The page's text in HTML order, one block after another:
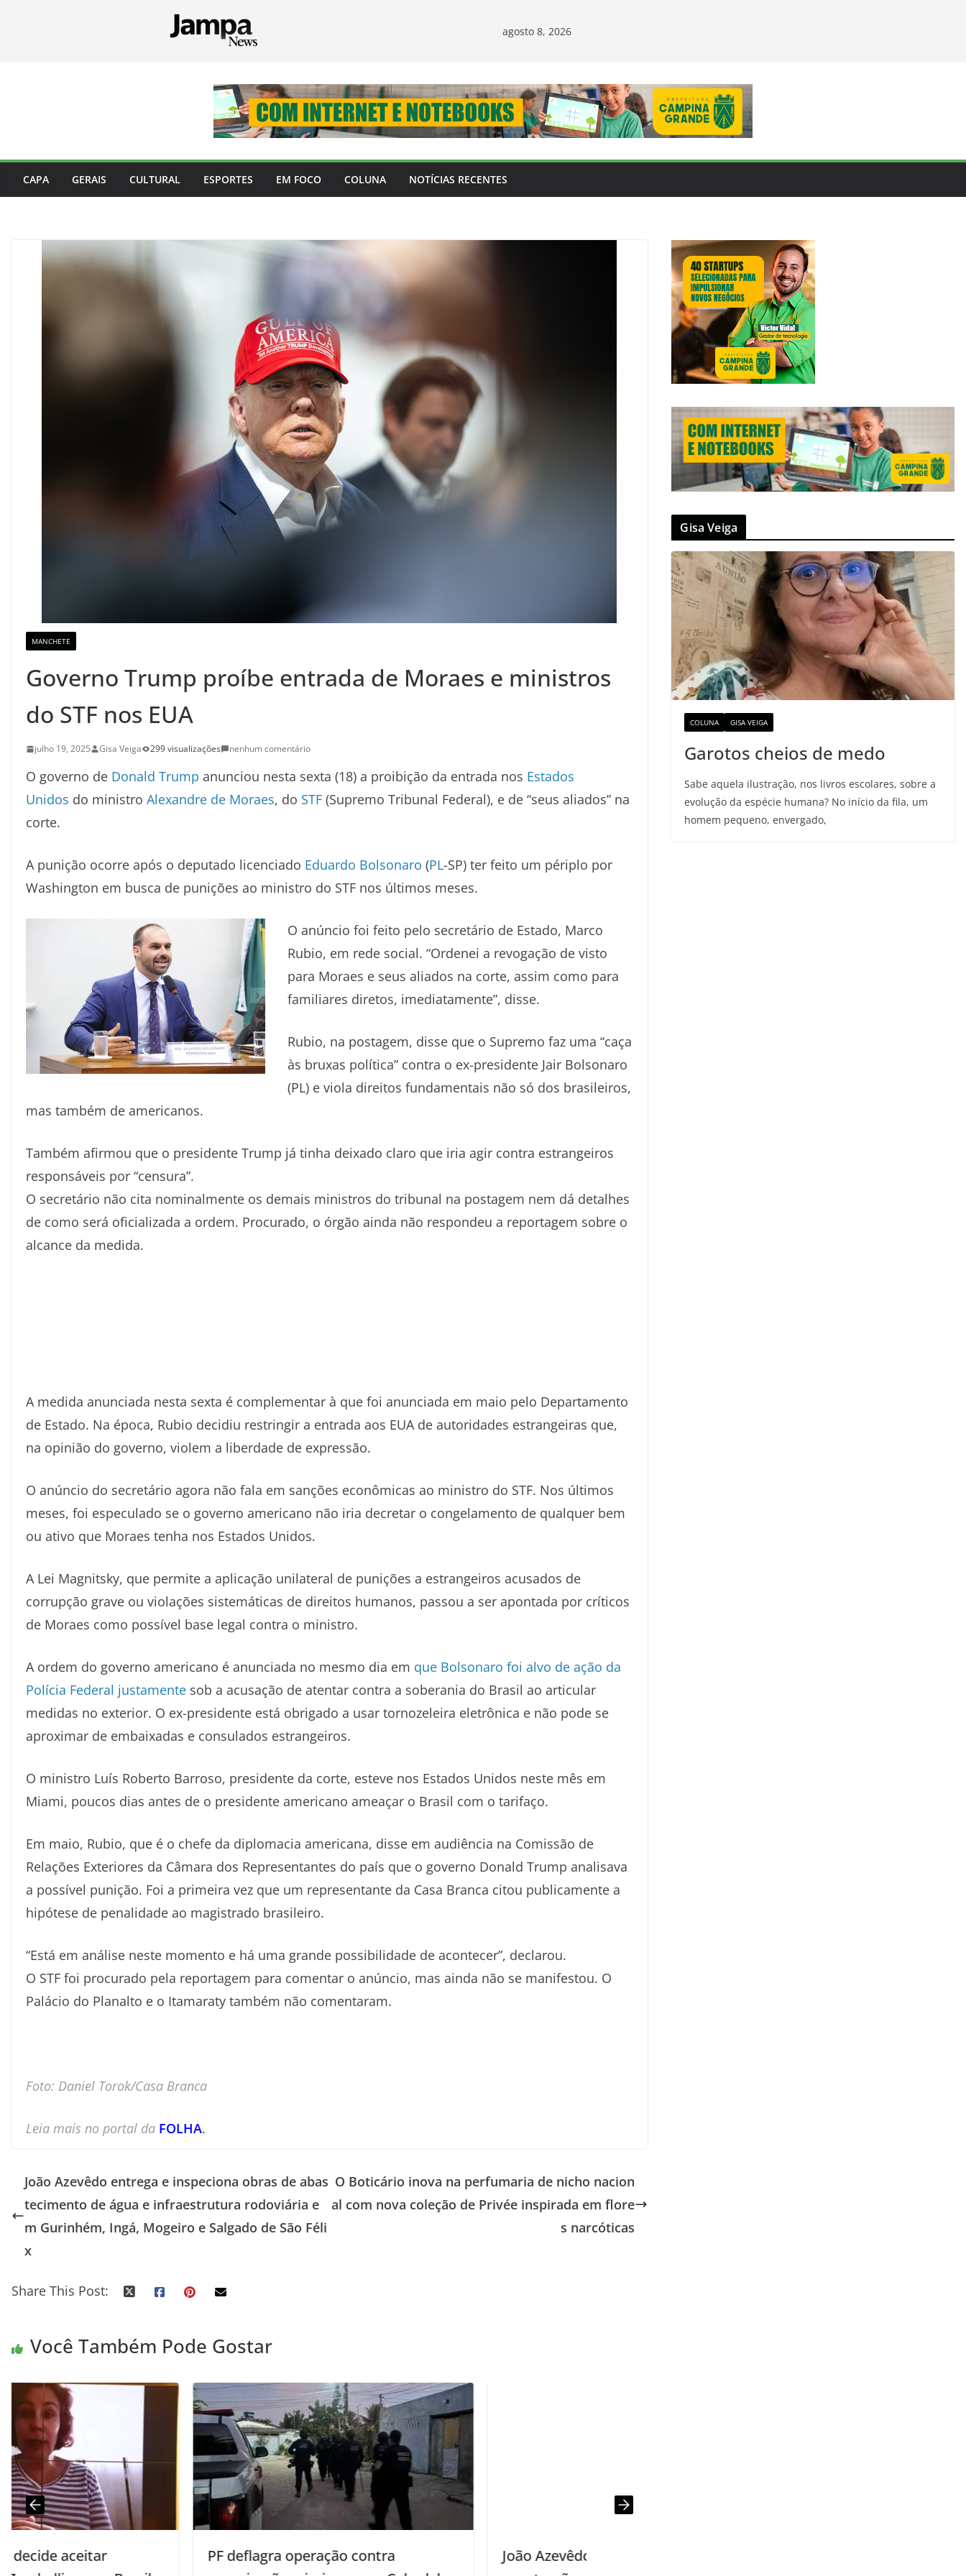
agosto 8, 2026
CAPA GERAIS CULTURAL ESPORTES EM FOCO COLUNA NOTÍCIAS RECENTES
MANCHETE
Governo Trump proíbe entrada de Moraes e ministros
do STF nos EUA
julho 19, 2025 Gisa Veiga 299 visualizações nenhum comentário
O governo de Donald Trump anunciou nesta sexta (18) a proibição da entrada nos Estados
Unidos do ministro Alexandre de Moraes, do STF (Supremo Tribunal Federal), e de “seus aliados” na
corte.
A punição ocorre após o deputado licenciado Eduardo Bolsonaro (PL-SP) ter feito um périplo por
Washington em busca de punições ao ministro do STF nos últimos meses.
O anúncio foi feito pelo secretário de Estado, Marco
Rubio, em rede social. “Ordenei a revogação de visto
para Moraes e seus aliados na corte, assim como para
familiares diretos, imediatamente”, disse.
Rubio, na postagem, disse que o Supremo faz uma “caça
às bruxas política” contra o ex-presidente Jair Bolsonaro
(PL) e viola direitos fundamentais não só dos brasileiros,
mas também de americanos.
Também afirmou que o presidente Trump já tinha deixado claro que iria agir contra estrangeiros
responsáveis por “censura”.
O secretário não cita nominalmente os demais ministros do tribunal na postagem nem dá detalhes
de como será oficializada a ordem. Procurado, o órgão ainda não respondeu a reportagem sobre o
alcance da medida.
A medida anunciada nesta sexta é complementar à que foi anunciada em maio pelo Departamento
de Estado. Na época, Rubio decidiu restringir a entrada aos EUA de autoridades estrangeiras que,
na opinião do governo, violem a liberdade de expressão.
O anúncio do secretário agora não fala em sanções econômicas ao ministro do STF. Nos últimos
meses, foi especulado se o governo americano não iria decretar o congelamento de qualquer bem
ou ativo que Moraes tenha nos Estados Unidos.
A Lei Magnitsky, que permite a aplicação unilateral de punições a estrangeiros acusados de
corrupção grave ou violações sistemáticas de direitos humanos, passou a ser apontada por críticos
de Moraes como possível base legal contra o ministro.
A ordem do governo americano é anunciada no mesmo dia em que Bolsonaro foi alvo de ação da
Polícia Federal justamente sob a acusação de atentar contra a soberania do Brasil ao articular
medidas no exterior. O ex-presidente está obrigado a usar tornozeleira eletrônica e não pode se
aproximar de embaixadas e consulados estrangeiros.
O ministro Luís Roberto Barroso, presidente da corte, esteve nos Estados Unidos neste mês em
Miami, poucos dias antes de o presidente americano ameaçar o Brasil com o tarifaço.
Em maio, Rubio, que é o chefe da diplomacia americana, disse em audiência na Comissão de
Relações Exteriores da Câmara dos Representantes do país que o governo Donald Trump analisava
a possível punição. Foi a primeira vez que um representante da Casa Branca citou publicamente a
hipótese de penalidade ao magistrado brasileiro.
“Está em análise neste momento e há uma grande possibilidade de acontecer”, declarou.
O STF foi procurado pela reportagem para comentar o anúncio, mas ainda não se manifestou. O
Palácio do Planalto e o Itamaraty também não comentaram.
Foto: Daniel Torok/Casa Branca
Leia mais no portal da FOLHA.
João Azevêdo entrega e inspeciona obras de abas
tecimento de água e infraestrutura rodoviária e
m Gurinhém, Ingá, Mogeiro e Salgado de São Féli
x
O Boticário inova na perfumaria de nicho nacion
al com nova coleção de Privée inspirada em flore
s narcóticas
Share This Post:
Você Também Pode Gostar
PF deflagra operação contra
João Azevêdo anuncia licitação para
Gisa Veiga
COLUNA GISA VEIGA
Garotos cheios de medo
Sabe aquela ilustração, nos livros escolares, sobre a
evolução da espécie humana? No início da fila, um
homem pequeno, envergado,